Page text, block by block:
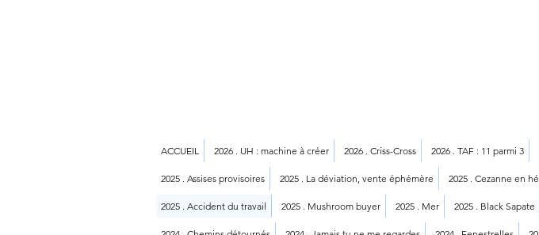
ACCUEIL 2026 . UH : machine à créer 2026 . Criss-Cross 2026 . TAF : 11 parmi 3
2025 . Assises provisoires 2025 . La déviation, vente éphémère 2025 . Cezanne en
2025 . Accident du travail 2025 . Mushroom buyer 2025 . Mer 2025 . Black Sapate